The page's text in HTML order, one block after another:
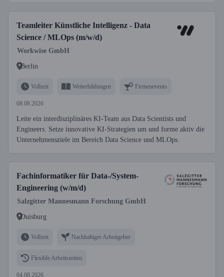
Teamleiter Künstliche Intelligenz - Data
Science / MLOps (m/w/d)
Workwise GmbH
Berlin
Vollzeit Weiterbildungen Firmenevents
08.08.2026
Leite ein interdisziplinäres KI-Team aus Data Scientists und
Engineers. Setze innovative KI-Strategien um und forme aktiv die
Unternehmensziele im Bereich Data Science und MLOps.
Fachinformatiker für Data-/System-
Engineering (w/m/d)
Salzgitter Mannesmann Forschung GmbH
Duisburg
Vollzeit Nachhaltiger Arbeitgeber
Flexible Arbeitszeiten
04.08.2026